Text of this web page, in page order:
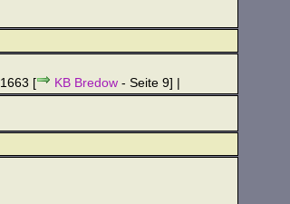
1663 [ KB Bredow - Seite 9] |